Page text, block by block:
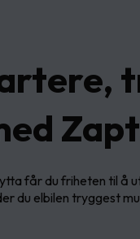
får du friheten til
du elbilen tryggest